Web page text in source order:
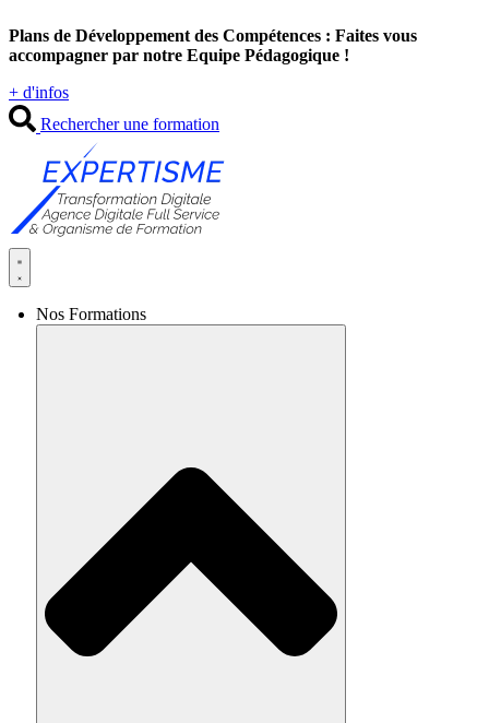
au
contenu
Plans de Développement des Compétences : Faites vous
accompagner par notre Equipe Pédagogique !
+ d'infos
Rechercher une formation
Nos Formations